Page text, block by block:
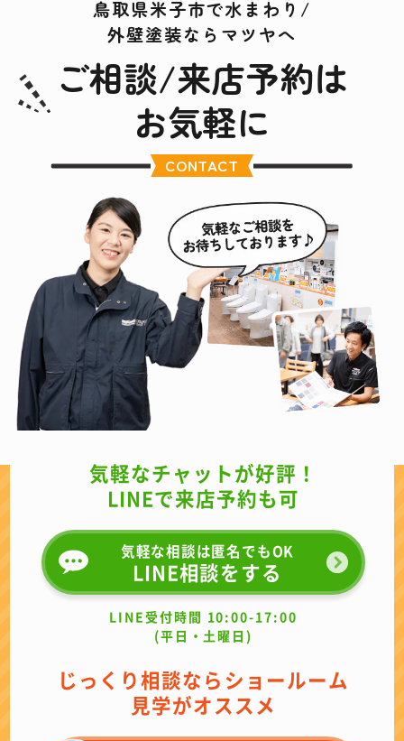
鳥取県米子市で水まわり/
外壁塗装ならマツヤへ
ご相談/来店予約は
お気軽に
CONTACT
気軽なチャットが好評！
LINEで来店予約も可
気軽な相談は匿名でもOK
LINE相談をする
LINE受付時間 10:00-17:00
(平日・土曜日)
じっくり相談ならショールーム
見学がオススメ